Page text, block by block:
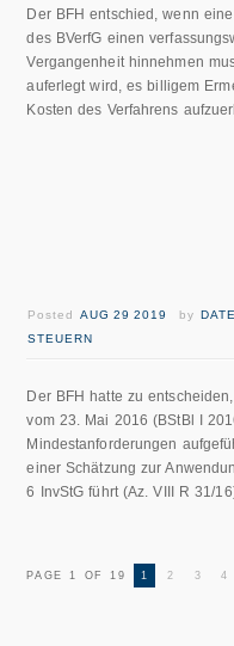
Der BFH entschied, wenn
des BVerfG einen
Vergangenheit hinnehmen
auferlegt wird, es billigem
Kosten des Verfahrens
PostedAUG 29 2019 by
STEUERN
Der BFH hatte zu
vom 23. Mai 2016 (BStBl I
Mindestanforderungen
einer Schätzung zur
6 InvStG führt (Az. VIII R 31/
PAGE 1 OF 19 1 2 3 4